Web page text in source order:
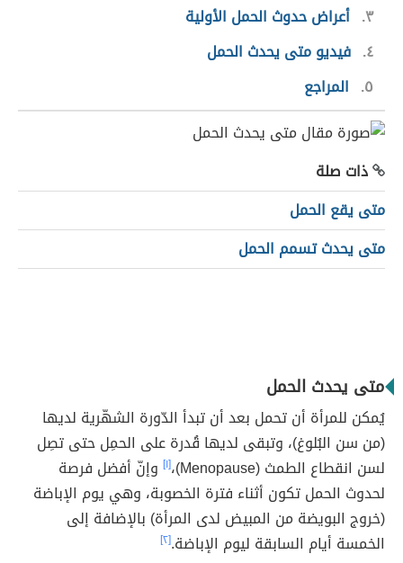
٣ أعراض حدوث الحمل الأولية
٤ فيديو متى يحدث الحمل
٥
المراجع
ذات صلة
متى يقع الحمل
متى يحدث تسمم الحمل
متى يحدث الحمل
يُمكن للمرأة أن تحمل بعد أن تبدأ الدّورة الشهّرية لديها
(من سن البُلوغ)، وتبقى لديها قُدرة على الحمِل حتى تصِل
لسن انقطاع الطمث (Menopause)،
[١] وإنّ أفضل فرصة
لحدوث الحمل تكون أثناء فترة الخصوبة، وهي يوم الإباضة
(خروج البويضة من المبيض لدى المرأة) بالإضافة إلى
الخمسة أيام السابقة ليوم الإباضة.[٢]